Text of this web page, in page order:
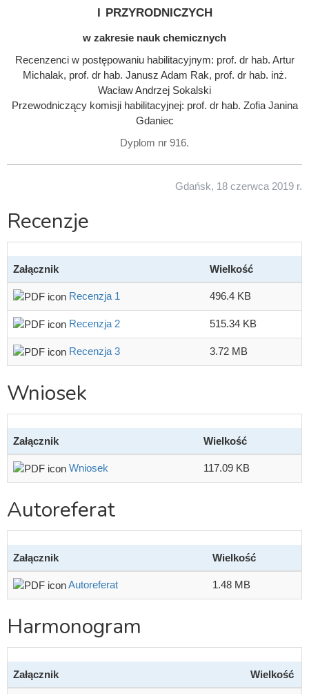
i przyrodniczych
w zakresie nauk chemicznych
Recenzenci w postępowaniu habilitacyjnym: prof. dr hab. Artur
Michalak, prof. dr hab. Janusz Adam Rak, prof. dr hab. inż.
Wacław Andrzej Sokalski
Przewodniczący komisji habilitacyjnej: prof. dr hab. Zofia Janina
Gdaniec
Dyplom nr 916.
Gdańsk, 18 czerwca 2019 r.
Recenzje
Załącznik Wielkość
Recenzja 1 496.4 KB
Recenzja 2 515.34 KB
Recenzja 3 3.72 MB
Wniosek
Załącznik Wielkość
Wniosek 117.09 KB
Autoreferat
Załącznik Wielkość
Autoreferat 1.48 MB
Harmonogram
Załącznik Wielkość